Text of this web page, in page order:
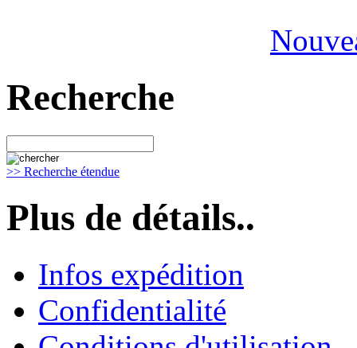
Recherche
>> Recherche étendue
Plus de détails..
Infos expédition
Confidentialité